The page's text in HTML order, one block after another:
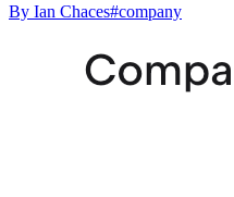
By Ian Chaces#company